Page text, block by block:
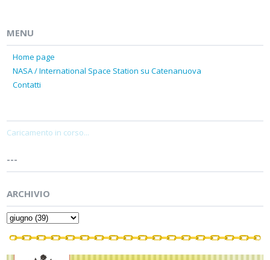
MENU
Home page
NASA / International Space Station su Catenanuova
Contatti
Caricamento in corso...
---
ARCHIVIO